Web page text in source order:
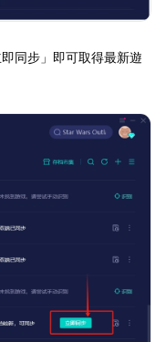
同步」即可取得最新遊